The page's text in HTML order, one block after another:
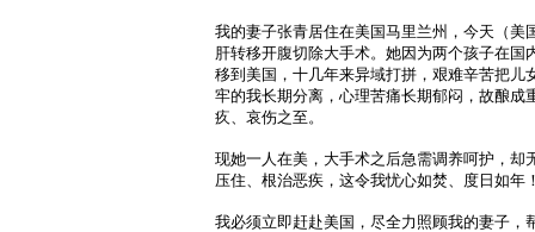
我的妻子张青居住在美国马里兰州，今天（美
肝转移开腹切除大手术。她因为两个孩子在国
移到美国，十几年来异域打拼，艰难辛苦把儿
牢的我长期分离，心理苦痛长期郁闷，故酿成
疚、哀伤之至。
现她一人在美，大手术之后急需调养呵护，却
压住、根治恶疾，这令我忧心如焚、度日如年
我必须立即赶赴美国，尽全力照顾我的妻子，